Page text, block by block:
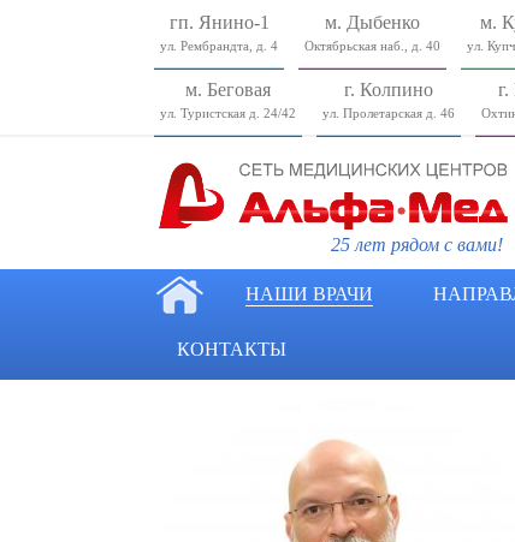
гп. Янино-1
ул. Рембрандта, д. 4
м. Дыбенко
Октябрьская наб., д. 40
м.
ул.
м. Беговая
ул. Туристcкая д. 24/42
г. Колпино
ул. Пролетарская д. 46
25 лет рядом с вами!
НАШИ ВРАЧИ
КОНТАКТЫ